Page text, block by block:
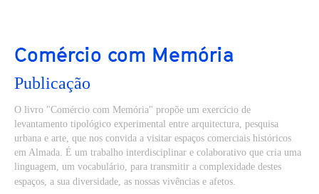
Comércio com Memória
Publicação
O livro "Comércio com Memória" propõe um exercício de
levantamento tipológico experimental entre arquitectura, pesquisa
urbana e arte, que nos convida a visitar espaços comerciais históricos
em Almada. É um trabalho interdisciplinar e colaborativo que cria uma
linguagem, um vocabulário, para transmitir a complexidade destes
espaços, a sua diversidade, as nossas vivências e afetos.